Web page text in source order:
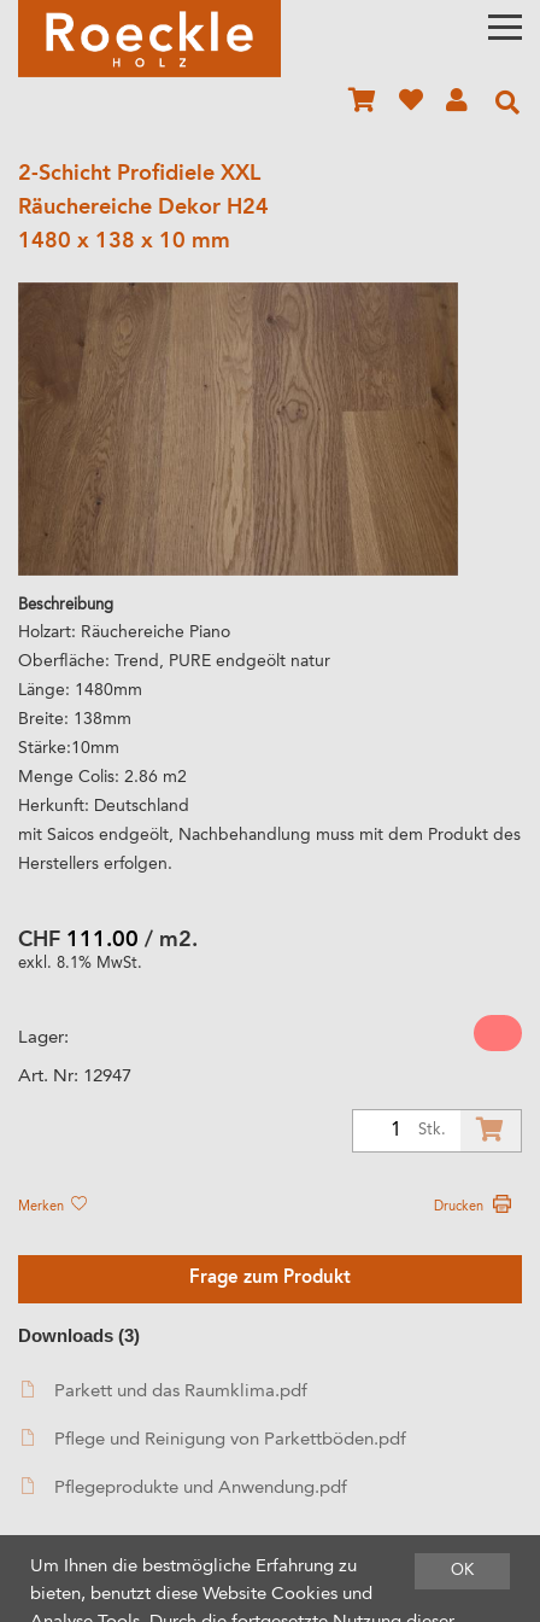
2-Schicht Profidiele XXL
Räuchereiche Dekor H24
1480 x 138 x 10 mm
Beschreibung
Holzart: Räuchereiche Piano
Oberfläche: Trend, PURE endgeölt natur
Länge: 1480mm
Breite: 138mm
Stärke:10mm
Menge Colis: 2.86 m2
Herkunft: Deutschland
mit Saicos endgeölt, Nachbehandlung muss mit dem Produkt des
Herstellers erfolgen.
CHF 111.00 / m2.
exkl. 8.1% MwSt.
Lager:
Art. Nr: 12947
Stk.
Merken Drucken
Frage zum Produkt
Downloads (3)
Parkett und das Raumklima.pdf
Pflege und Reinigung von Parkettböden.pdf
Pflegeprodukte und Anwendung.pdf
OK
Um Ihnen die bestmögliche Erfahrung zu
bieten, benutzt diese Website Cookies und